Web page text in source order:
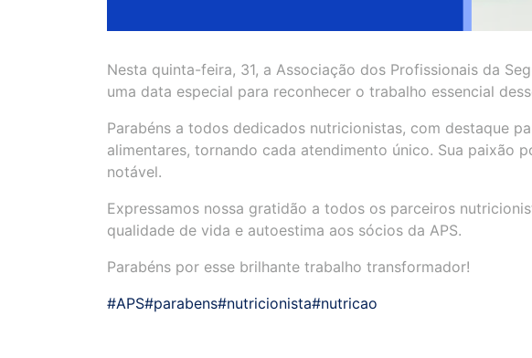
Nesta quinta-feira, 31, a Associação dos Profissionais da
uma data especial para reconhecer o trabalho essencial
Parabéns a todos dedicados nutricionistas, com destaque
alimentares, tornando cada atendimento único. Sua paixão
notável.
Expressamos nossa gratidão a todos os parceiros
qualidade de vida e autoestima aos sócios da APS.
Parabéns por esse brilhante trabalho transformador!
#APS#parabens#nutricionista#nutricao